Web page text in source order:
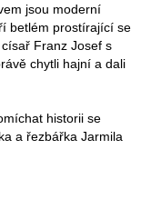
jsou moderní
betlém prostírající se
Franz Josef s
chytli hajní a dali
historii se
a řezbářka Jarmila